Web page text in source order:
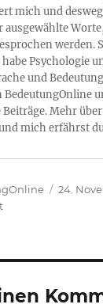
mich und
ausgewählte
werden.
Psychologie
und
BedeutungOnline
Mehr über
mich erfährst
24.